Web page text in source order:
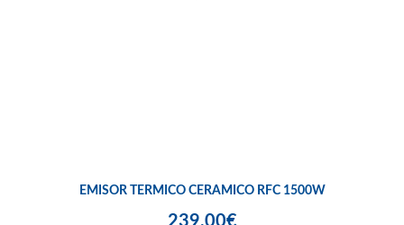
EMISOR TERMICO CERAMICO RFC 1500W
239,00€